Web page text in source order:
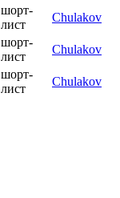
шорт-
лист
Chulakov
шорт-
лист
Chulakov
шорт-
лист
Chulakov